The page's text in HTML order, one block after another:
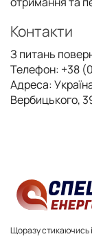
Контакти
З питань
Телефон: +38
Адреса:
Вербицького,
Щоразу стикаючись